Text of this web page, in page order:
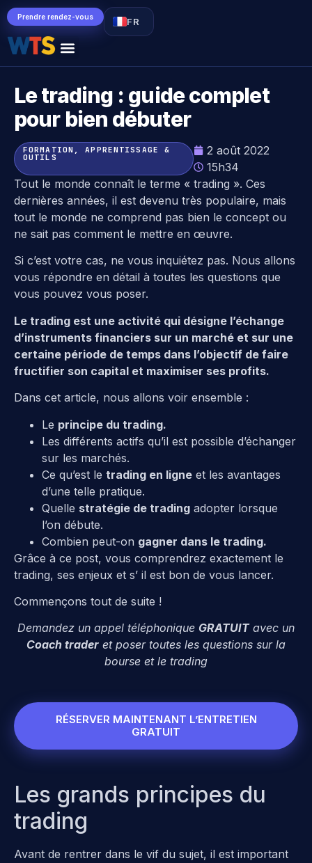
Prendre rendez-vous FR
Le trading : guide complet
pour bien débuter
FORMATION, APPRENTISSAGE &
OUTILS
2 août 2022
15h34
Tout le monde connaît le terme « trading ». Ces
dernières années, il est devenu très populaire, mais
tout le monde ne comprend pas bien le concept ou
ne sait pas comment le mettre en œuvre.
Si c’est votre cas, ne vous inquiétez pas. Nous allons
vous répondre en détail à toutes les questions que
vous pouvez vous poser.
Le trading est une activité qui désigne l’échange
d’instruments financiers sur un marché et sur une
certaine période de temps dans l’objectif de faire
fructifier son capital et maximiser ses profits.
Dans cet article, nous allons voir ensemble :
Le principe du trading.
Les différents actifs qu’il est possible d’échanger
sur les marchés.
Ce qu’est le trading en ligne et les avantages
d’une telle pratique.
Quelle stratégie de trading adopter lorsque
l’on débute.
Combien peut-on gagner dans le trading.
Grâce à ce post, vous comprendrez exactement le
trading, ses enjeux et s’ il est bon de vous lancer.
Commençons tout de suite !
Demandez un appel téléphonique GRATUITavec un
Coach trader et poser toutes les questions sur la
bourse et le trading
RÉSERVER MAINTENANT L’ENTRETIEN
GRATUIT
Les grands principes du
trading
Avant de rentrer dans le vif du sujet, il est important